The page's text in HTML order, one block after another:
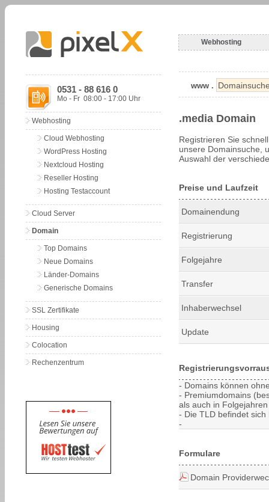
Webhosting
0531 - 88 616 0
Mo - Fr 08:00 - 17:00 Uhr
Webhosting
Cloud Webhosting
WordPress Hosting
Nextcloud Hosting
Reseller Hosting
Hosting Testaccount
Cloud Server
Domain
Top Domains
Neue Domains
Länder-Domains
Generische Domains
SSL Zertifikate
Housing
Colocation
Rechenzentrum
www .
.media Domain
Registrieren Sie
unsere Domainsuche,
Auswahl der
Preise und Laufzeit
Domainendung
Registrierung
Folgejahre
Transfer
Inhaberwechsel
Update
- Domains können
- Premiumdomains
als auch in
- Die TLD befindet
-
Formulare
Domain